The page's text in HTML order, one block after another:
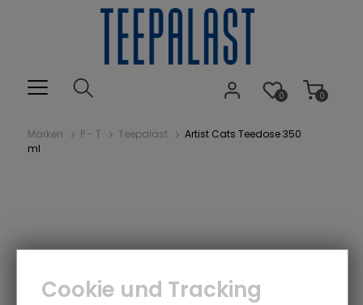
0
0
Marken P - T Teepalast
Artist Cats Teedose 350
ml
Cookie und Tracking